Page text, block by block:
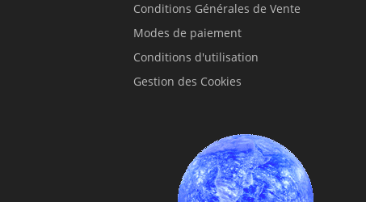
Conditions Générales de Vente
Modes de paiement
Conditions d'utilisation
Gestion des Cookies